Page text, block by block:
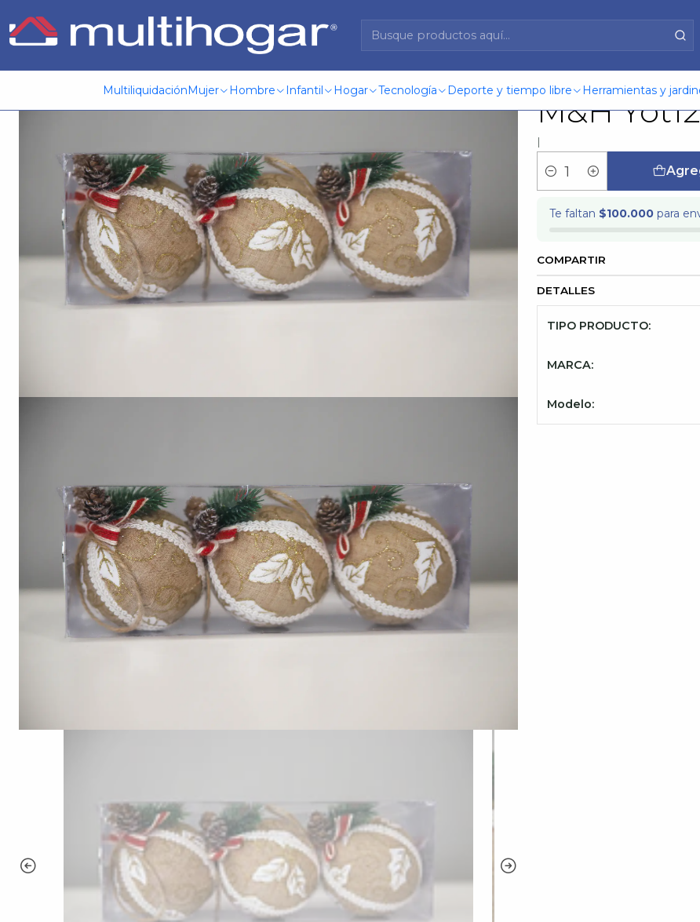
MultiliquidaciónMujer Hombre Infantil Hogar Tecnología Deporte y tiempo libre Herramientas y
Inicio Decoración Adornos navideños
Adorno
M&H
|
Cantidad
Te faltan $100.000 para
COMPARTIR
DETALLES
TIPO PRODUCTO:
MARCA:
Modelo: